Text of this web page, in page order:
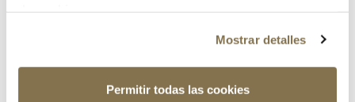
Mostrar detalles
Permitir todas las cookies